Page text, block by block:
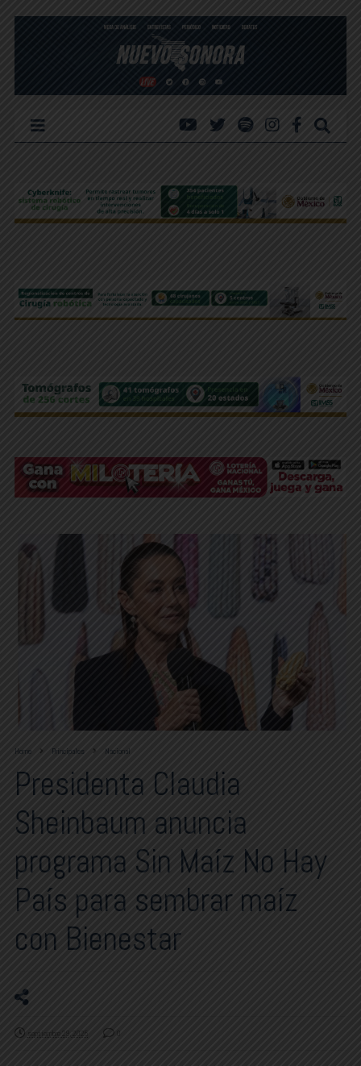
Home Principales Nacional
Presidenta Claudia
Sheinbaum anuncia
programa Sin Maíz No Hay
País para sembrar maíz
con Bienestar
septiembre 29, 2025 0